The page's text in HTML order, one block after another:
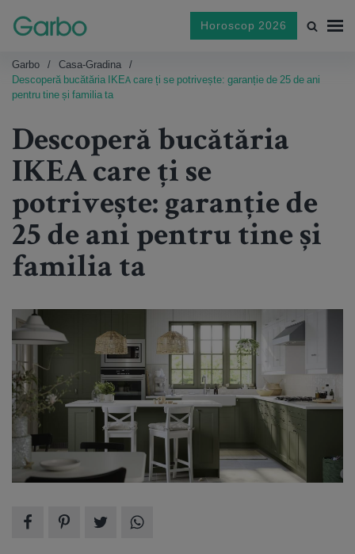
Horoscop 2026
Garbo
Casa-Gradina
Descoperă bucătăria IKEA care ți se potrivește: garanție de 25 de ani
pentru tine și familia ta
Descoperă bucătăria
IKEA care ți se
potrivește: garanție de
25 de ani pentru tine și
familia ta